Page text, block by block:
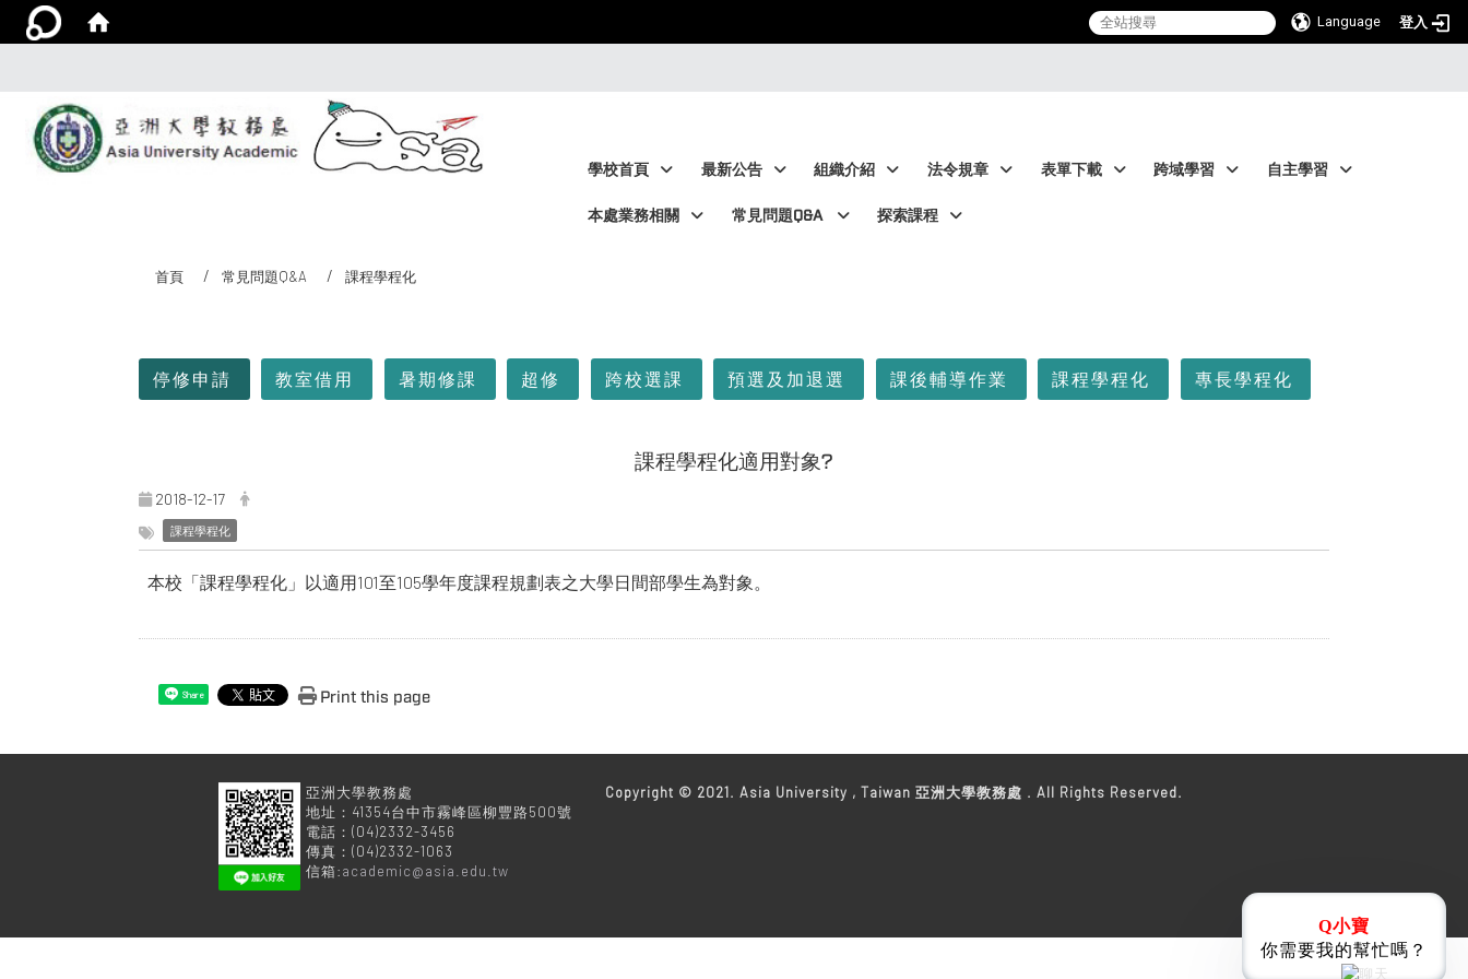
Language 登入
學校首頁 最新公告 組織介紹 法令規章 表單下載 跨域學習 自主學習
本處業務相關 常見問題Q&A 探索課程
首頁 常見問題Q&A 課程學程化
停修申請 教室借用 暑期修課 超修 跨校選課 預選及加退選 課後輔導作業 課程學程化 專長學程化
課程學程化適用對象?
2018-12-17
課程學程化
本校「課程學程化」以適用101至105學年度課程規劃表之大學日間部學生為對象。
Share Print this page
亞洲大學教務處
地址：41354台中市霧峰區柳豐路500號
電話：(04)2332-3456
傳真：(04)2332-1063
信箱:academic@asia.edu.tw
Copyright © 2021. Asia University , Taiwan 亞洲大學教務處 . All Rights Reserved.
Q小寶
你需要我的幫忙嗎？